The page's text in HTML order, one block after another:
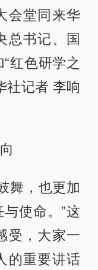
会堂同来华
总书记、国
红色研学之
社记者 李响
舞，也更加
使命。”这
受，大家一
的重要讲话